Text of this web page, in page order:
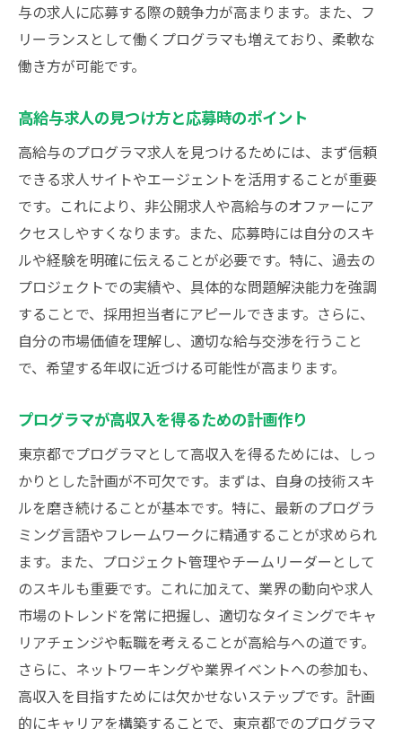
与の求人に応募する際の競争力が高まります。また、フ
リーランスとして働くプログラマも増えており、柔軟な
働き方が可能です。
高給与求人の見つけ方と応募時のポイント
高給与のプログラマ求人を見つけるためには、まず信頼
できる求人サイトやエージェントを活用することが重要
です。これにより、非公開求人や高給与のオファーにア
クセスしやすくなります。また、応募時には自分のスキ
ルや経験を明確に伝えることが必要です。特に、過去の
プロジェクトでの実績や、具体的な問題解決能力を強調
することで、採用担当者にアピールできます。さらに、
自分の市場価値を理解し、適切な給与交渉を行うこと
で、希望する年収に近づける可能性が高まります。
プログラマが高収入を得るための計画作り
東京都でプログラマとして高収入を得るためには、しっ
かりとした計画が不可欠です。まずは、自身の技術スキ
ルを磨き続けることが基本です。特に、最新のプログラ
ミング言語やフレームワークに精通することが求められ
ます。また、プロジェクト管理やチームリーダーとして
のスキルも重要です。これに加えて、業界の動向や求人
市場のトレンドを常に把握し、適切なタイミングでキャ
リアチェンジや転職を考えることが高給与への道です。
さらに、ネットワーキングや業界イベントへの参加も、
高収入を目指すためには欠かせないステップです。計画
的にキャリアを構築することで、東京都でのプログラマ